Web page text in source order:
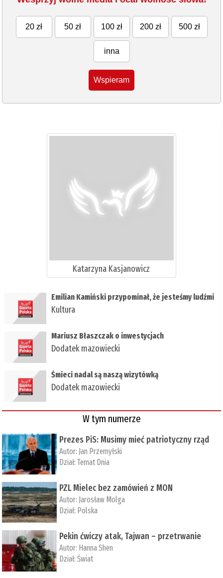
20 zł 50 zł 100 zł 200 zł 500 zł
inna
Wspieram
Katarzyna Kasjanowicz
Emilian Kamiński przypominał, że jesteśmy ludźmi
Kultura
Mariusz Błaszczak o inwestycjach
Dodatek mazowiecki
​Śmieci nadal są naszą wizytówką
Dodatek mazowiecki
W tym numerze
Prezes PiS: Musimy mieć patriotyczny rząd
Autor: Jan Przemyłski
Dział:Temat Dnia
PZL Mielec bez zamówień z MON
Autor: Jarosław Molga
Dział: Polska
Pekin ćwiczy atak, Tajwan – przetrwanie
Autor: ­Hanna Shen
Dział:Świat